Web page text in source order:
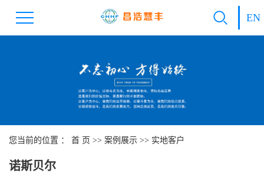
EN
您当前的位置 ： 首 页 >> 案例展示 >> 实地客户
诺斯贝尔